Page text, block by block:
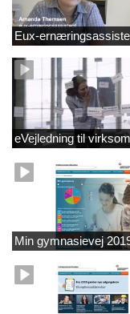
Eux-
eVejledning til
Min gymnasievej